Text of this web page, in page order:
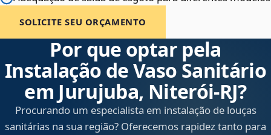
SOLICITE SEU ORÇAMENTO
Por que optar pela
Instalação de Vaso Sanitário
em Jurujuba, Niterói‑RJ?
Procurando um especialista em instalação de louças
sanitárias na sua região? Oferecemos rapidez tanto para